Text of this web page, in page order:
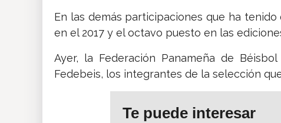
En las demás participaciones que ha
en el 2017 y el octavo puesto en las
Ayer, la Federación Panameña de
Fedebeis, los integrantes de la selección
Te puede interesar